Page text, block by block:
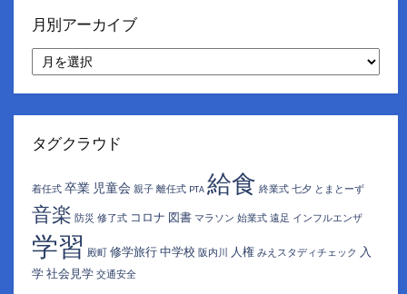
月別アーカイブ
別
ア
イ
タグクラウド
着任式 卒業 児童会 親子 離任式 PTA 給食 終業式 七夕 とまとーず
音楽 防災 修了式 コロナ 図書 マラソン 始業式 遠足 インフルエンザ
学習 殿町 修学旅行 中学校 阪内川 人権 みえスタディチェック 入
学 社会見学 交通安全